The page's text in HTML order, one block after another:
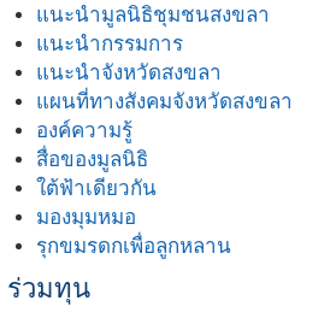
แนะนำมูลนิธิชุมชนสงขลา
แนะนำกรรมการ
แนะนำจังหวัดสงขลา
แผนที่ทางสังคมจังหวัดสงขลา
องค์ความรู้
สื่อของมูลนิธิ
ใต้ฟ้าเดียวกัน
มองมุมหมอ
รุกขมรดกเพื่อลูกหลาน
ร่วมทุน